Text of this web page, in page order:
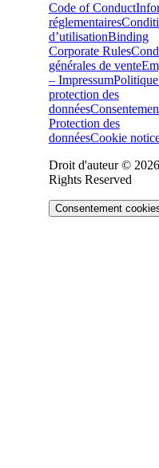
Code of Conduct
réglementaires
d’utilisationBinding
Corporate Rules
générales de vente
– Impressum
protection des
données
Protection des
donnéesCookie
Droit d'auteur ©
Rights Reserved
Consentement